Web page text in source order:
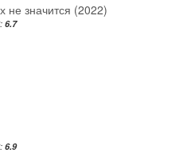
не значится (2022)
6.7
6.9